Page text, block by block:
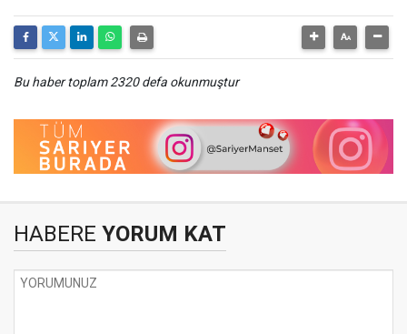
Bu haber toplam 2320 defa okunmuştur
HABERE YORUM KAT